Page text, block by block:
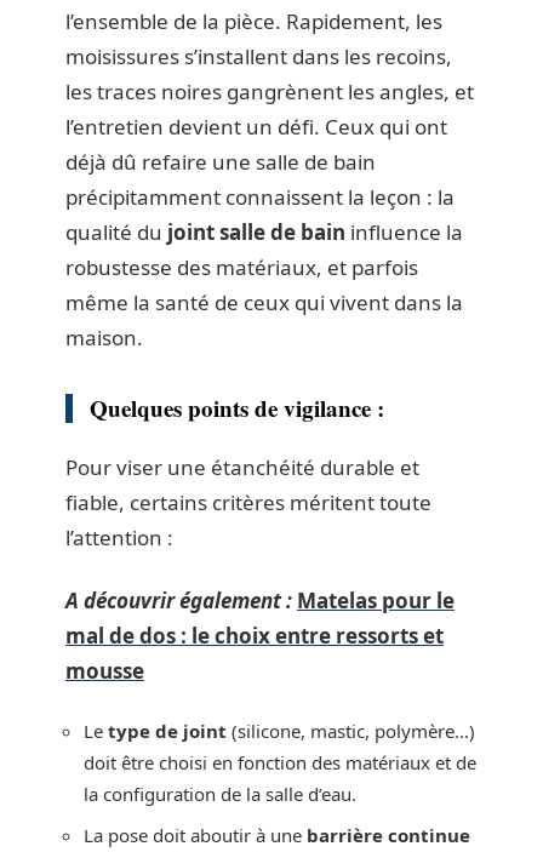
l’ensemble de la pièce. Rapidement, les
moisissures s’installent dans les recoins,
les traces noires gangrènent les angles, et
l’entretien devient un défi. Ceux qui ont
déjà dû refaire une salle de bain
précipitamment connaissent la leçon : la
qualité du joint salle de bain influence la
robustesse des matériaux, et parfois
même la santé de ceux qui vivent dans la
maison.
Quelques points de vigilance :
Pour viser une étanchéité durable et
fiable, certains critères méritent toute
l’attention :
A découvrir également : Matelas pour le
mal de dos : le choix entre ressorts et
mousse
Le type de joint (silicone, mastic, polymère…)
doit être choisi en fonction des matériaux et de
la configuration de la salle d’eau.
La pose doit aboutir à une barrière continue